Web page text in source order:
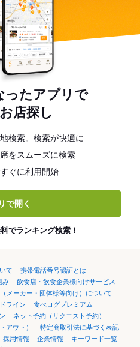
ったアプリで
店探し
検索。検索が快適に
をスムーズに検索
ぐに利用開始
で開く
でランキング検索！
て
携帯電話番号認証とは
み
飲食店・飲食企業様向けサービス
メーカー・団体様等向け）について
ライン
食べログプレミアム
ネット予約（リクエスト予約）
アウト）
特定商取引法に基づく表記
採用情報 企業情報
キーワード一覧